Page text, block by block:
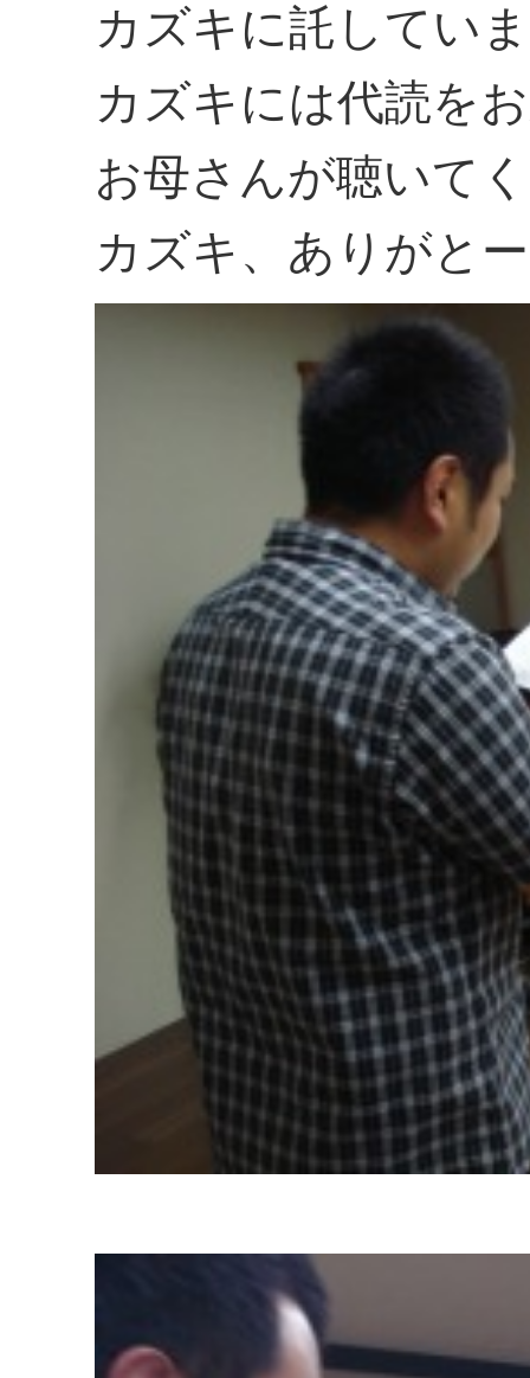
カズキに託してい
カズキには代読を
お母さんが聴いて
カズキ、ありが